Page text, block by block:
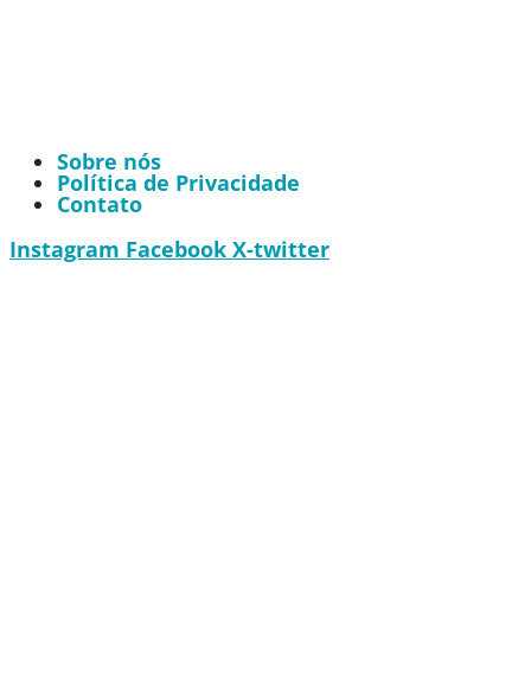
Sobre nós
Política de Privacidade
Contato
Instagram Facebook X-twitter